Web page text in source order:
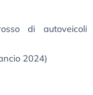
di autoveicoli
2024)